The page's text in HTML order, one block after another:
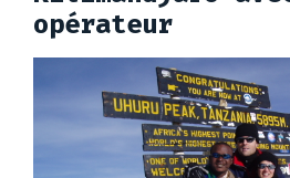
opérateur